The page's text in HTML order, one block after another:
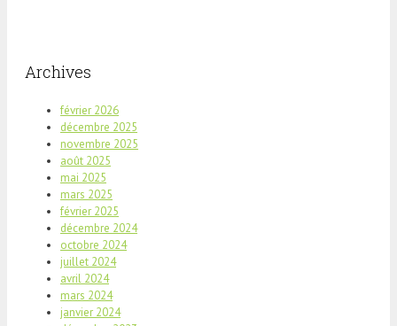
Archives
février 2026
décembre 2025
novembre 2025
août 2025
mai 2025
mars 2025
février 2025
décembre 2024
octobre 2024
juillet 2024
avril 2024
mars 2024
janvier 2024